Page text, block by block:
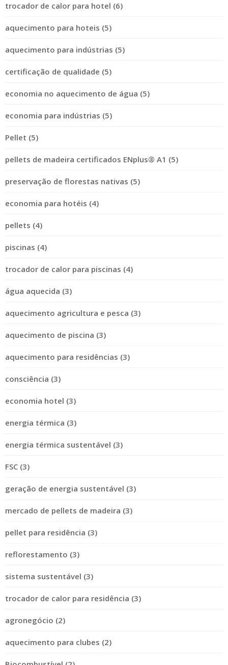
trocador de calor para hotel (6)
aquecimento para hoteis (5)
aquecimento para indústrias (5)
certificação de qualidade (5)
economia no aquecimento de água (5)
economia para indústrias (5)
Pellet (5)
pellets de madeira certificados ENplus® A1 (5)
preservação de florestas nativas (5)
economia para hotéis (4)
pellets (4)
piscinas (4)
trocador de calor para piscinas (4)
água aquecida (3)
aquecimento agricultura e pesca (3)
aquecimento de piscina (3)
aquecimento para residências (3)
consciência (3)
economia hotel (3)
energia térmica (3)
energia térmica sustentável (3)
FSC (3)
geração de energia sustentável (3)
mercado de pellets de madeira (3)
pellet para residência (3)
reflorestamento (3)
sistema sustentável (3)
trocador de calor para residência (3)
agronegócio (2)
aquecimento para clubes (2)